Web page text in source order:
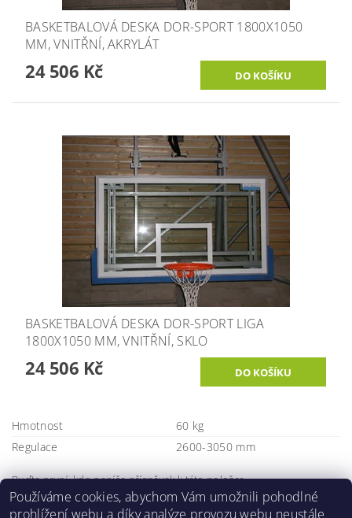
BASKETBALOVÁ DESKA DOR-SPORT 1800X1050
MM, VNITŘNÍ, AKRYLÁT
24 506 Kč
BASKETBALOVÁ DESKA DOR-SPORT LIGA
1800X1050 MM, VNITŘNÍ, SKLO
24 506 Kč
Hmotnost
60 kg
Regulace
2600-3050 mm
Buďte první, kdo napíše příspěvek k této položce.
Přidat komentář
Používáme cookies, abychom Vám umožnili pohodlné
prohlížení webu a díky analýze provozu webu neustále